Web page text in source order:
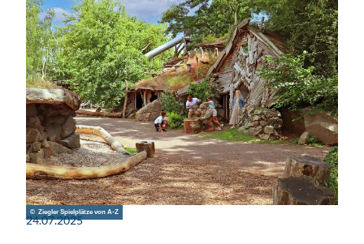
© Ziegler Spielplätze von A-Z
24.07.2025